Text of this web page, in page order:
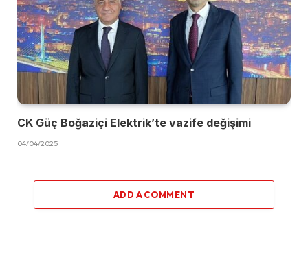
CK Güç Boğaziçi Elektrik’te vazife değişimi
04/04/2025
ADD A COMMENT